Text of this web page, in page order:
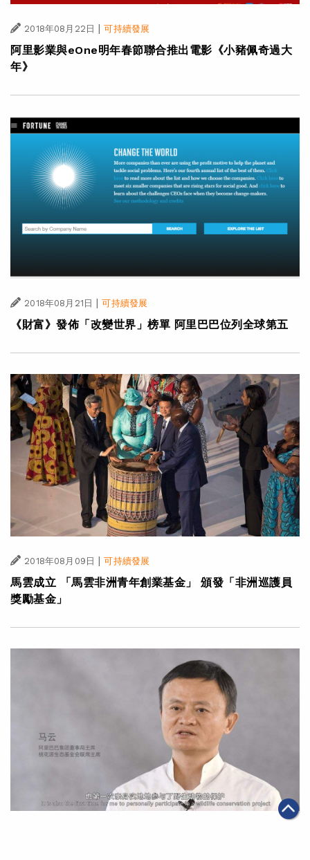
2018年08月22日 | 可持續發展
阿里影業與eOne明年春節聯合推出電影《小豬佩奇過大
年》
2018年08月21日 | 可持續發展
《財富》發佈「改變世界」榜單 阿里巴巴位列全球第五
2018年08月09日 | 可持續發展
馬雲成立 「馬雲非洲青年創業基金」 頒發「非洲巡護員
獎勵基金」